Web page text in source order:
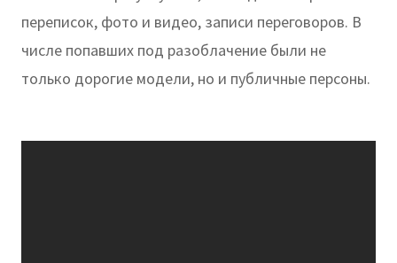
переписок, фото и видео, записи переговоров. В
числе попавших под разоблачение были не
только дорогие модели, но и публичные персоны.